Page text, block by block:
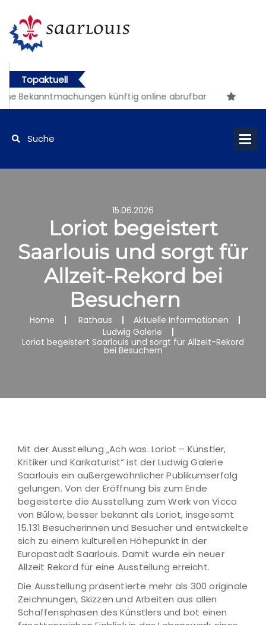
Topaktuell
Bekanntmachungen künftig online abrufbar
15.06.2026
Loriot begeistert
Saarlouis und sorgt für
Allzeit-Rekord bei
Besuchern
Home Rathaus
Aktuelle Informationen
Ludwig Galerie
Loriot begeistert Saarlouis und sorgt für Allzeit-Rekord
bei Besuchern
Mit der Ausstellung „Ach was. Loriot – Künstler,
Kritiker und Karikaturist“ ist der Ludwig Galerie
Saarlouis ein außergewöhnlicher Publikumserfolg
gelungen. Von der Eröffnung bis zum Ende
begeisterte die Ausstellung zum Werk von Vicco
von Bülow, besser bekannt als Loriot, insgesamt
15.131 Besucherinnen und Besucher und entwickelte
sich zu einem kulturellen Höhepunkt in der
Europastadt Saarlouis. Damit wurde ein neuer
Allzeit Rekord für eine Ausstellung erreicht.
Die Ausstellung präsentierte mehr als 300 originale
Zeichnungen, Skizzen und Arbeiten aus allen
Schaffensphasen des Künstlers und bot einen